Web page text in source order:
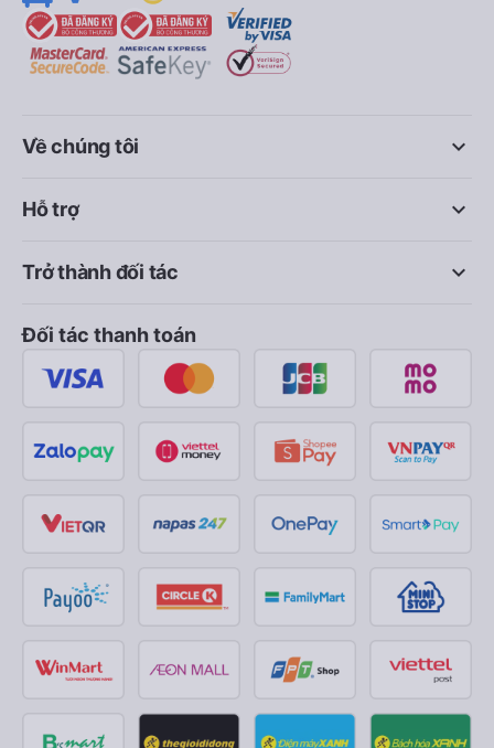
keyboard_arrow_down
Về chúng tôi
keyboard_arrow_down
Hỗ trợ
keyboard_arrow_down
Trở thành đối tác
Đối tác thanh toán